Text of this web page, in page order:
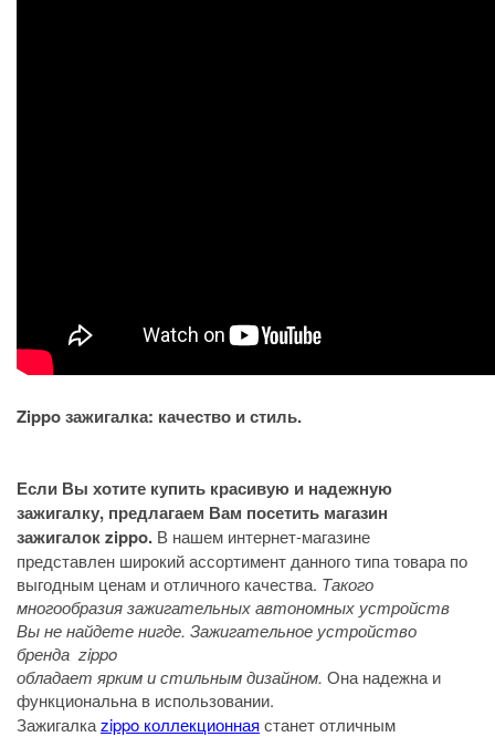
Zippo зажигалка: качество и стиль.
Если Вы хотите купить красивую и надежную
зажигалку, предлагаем Вам посетить магазин
зажигалок zippo. В нашем интернет-магазине
представлен широкий ассортимент данного типа товара по
выгодным ценам и отличного качества. Такого
многообразия зажигательных автономных устройств
Вы не найдете нигде. Зажигательное устройство
бренда zippo
обладает ярким и стильным дизайном. Она надежна и
функциональна в использовании.
Зажигалкаzippo коллекционная станет отличным